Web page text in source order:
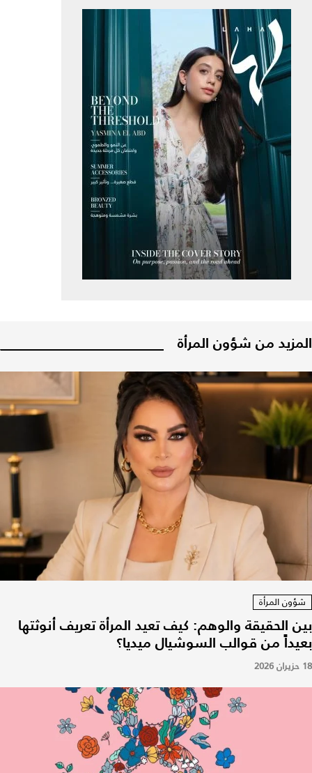
المزيد من شؤون المرأة
شؤون المرأة
بين الحقيقة والوهم: كيف تعيد المرأة تعريف أنوثتها
بعيداً من قوالب السوشيال ميديا؟
18 حزيران 2026